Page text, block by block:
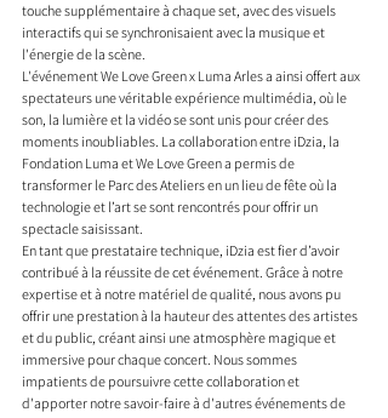
touche supplémentaire à chaque set, avec des visuels
interactifs qui se synchronisaient avec la musique et
l'énergie de la scène.
L'événement We Love Green x Luma Arles a ainsi offert aux
spectateurs une véritable expérience multimédia, où le
son, la lumière et la vidéo se sont unis pour créer des
moments inoubliables. La collaboration entre iDzia, la
Fondation Luma et We Love Green a permis de
transformer le Parc des Ateliers en un lieu de fête où la
technologie et l’art se sont rencontrés pour offrir un
spectacle saisissant.
En tant que prestataire technique, iDzia est fier d’avoir
contribué à la réussite de cet événement. Grâce à notre
expertise et à notre matériel de qualité, nous avons pu
offrir une prestation à la hauteur des attentes des artistes
et du public, créant ainsi une atmosphère magique et
immersive pour chaque concert. Nous sommes
impatients de poursuivre cette collaboration et
d'apporter notre savoir-faire à d'autres événements de